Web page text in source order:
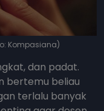
Kompasiana)
dan padat.
bertemu beliau
terlalu banyak